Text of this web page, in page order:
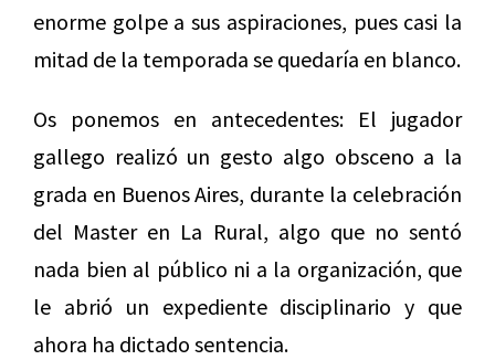
enorme golpe a sus aspiraciones, pues casi la
mitad de la temporada se quedaría en blanco.
Os ponemos en antecedentes: El jugador
gallego realizó un gesto algo obsceno a la
grada en Buenos Aires, durante la celebración
del Master en La Rural, algo que no sentó
nada bien al público ni a la organización, que
le abrió un expediente disciplinario y que
ahora ha dictado sentencia.